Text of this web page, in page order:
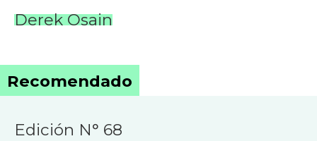
Derek Osain
Recomendado
Edición N° 68